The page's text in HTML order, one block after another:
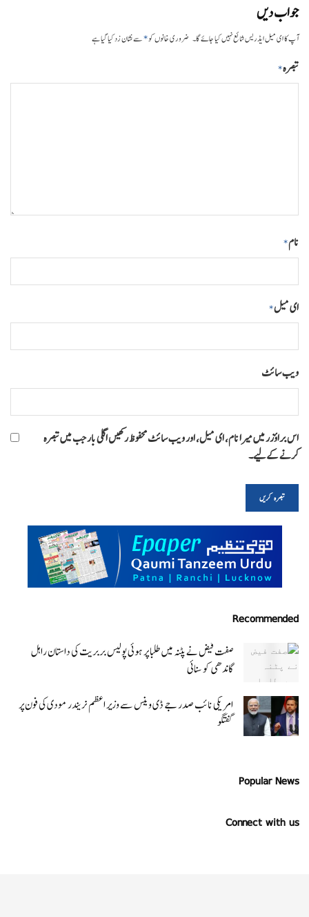
جواب دیں
آپ کا ای میل ایڈریس شائع نہیں کیا جائے گا۔ ضروری خانوں کو*سے نشان زد کیا گیا ہے
تبصرہ*
نام*
ای میل*
ویب‌ سائٹ
اس براؤزر میں میرا نام، ای میل، اور ویب سائٹ محفوظ رکھیں اگلی بار جب میں تبصرہ
کرنے کےلیے۔
Recommended
صفت فیض نے پٹنہ میں طلبا پر ہوئی پولیس بربریت کی داستان راہل
گاندھی کو سنائی
امریکی نائب صدر جے ڈی وینس سے وزیر اعظم نریندر مودی کی فون پر
گفتگو
Popular News
Connect with us